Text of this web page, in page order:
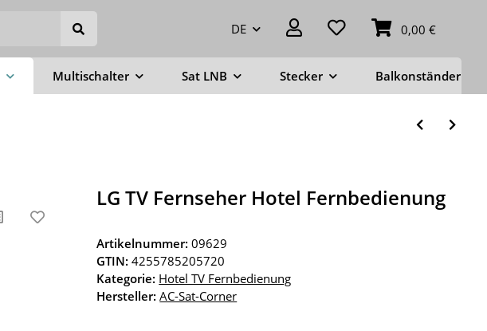
DE 0,00 €
Multischalter Sat LNB Stecker Balkonständer
LG TV Fernseher Hotel Fernbedienung
Artikelnummer:09629
GTIN: 4255785205720
Kategorie: Hotel TV Fernbedienung
Hersteller: AC-Sat-Corner